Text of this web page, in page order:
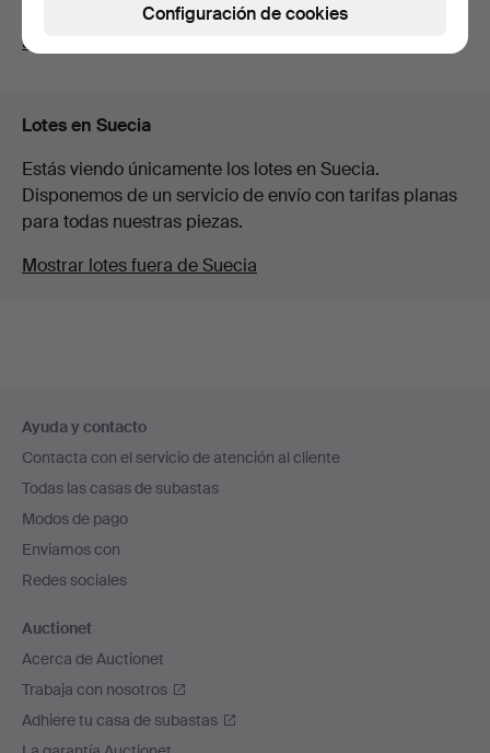
También puedes buscar ennuestro archivo de
subastas concluidas
Lotes en Suecia
Estás viendo únicamente los lotes en Suecia.
Disponemos de un servicio de envío con tarifas planas
para todas nuestras piezas.
Mostrar lotes fuera de Suecia
en
el
pie
de
página
Ayuda y contacto
Contacta con el servicio de atención al cliente
Todas las casas de subastas
Modos de pago
Enviamos con
Redes sociales
Auctionet
Acerca de Auctionet
Trabaja con nosotros
Adhiere tu casa de subastas
Configuración de cookies